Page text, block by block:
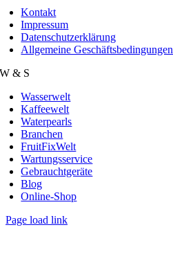
Kontakt
Impressum
Datenschutzerklärung
Allgemeine Geschäftsbedingungen
W & S
Wasserwelt
Kaffeewelt
Waterpearls
Branchen
FruitFixWelt
Wartungsservice
Gebrauchtgeräte
Blog
Online-Shop
Page load link